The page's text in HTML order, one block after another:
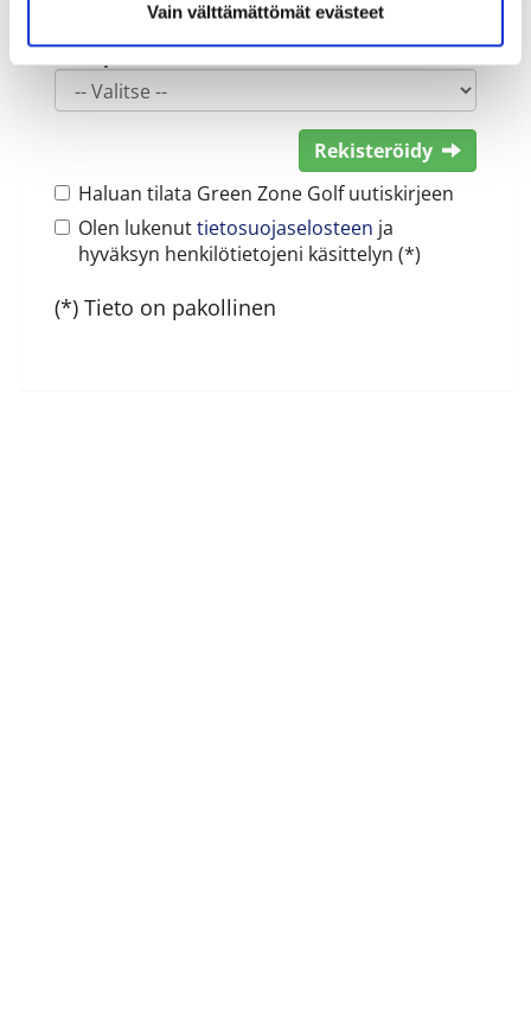
Vain välttämättömät evästeet
Sukupuoli:
Rekisteröidy
Haluan tilata Green Zone Golf uutiskirjeen
Olen lukenuttietosuojaselosteen ja
hyväksyn henkilötietojeni käsittelyn (*)
(*) Tieto on pakollinen